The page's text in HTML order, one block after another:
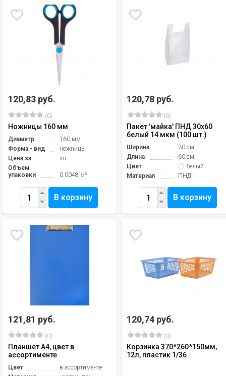
120,83 руб.
(0)
Ножницы 160 мм
Диаметр
160 мм
Форма - вид
ножницы
Цена за
шт
Объем
упаковки
0.0048 м³
В корзину
120,78 руб.
(0)
Пакет 'майка' ПНД 30х60
белый 14 мкм (100 шт.)
Ширина
30 см
Длина
60 см
Цвет
белый
Материал
ПНД
В корзину
121,81 руб.
(0)
Планшет А4, цвет в
ассортименте
Цвет
в ассортименте
120,74 руб.
(0)
Корзинка 370*260*150мм,
12л, пластик 1/36